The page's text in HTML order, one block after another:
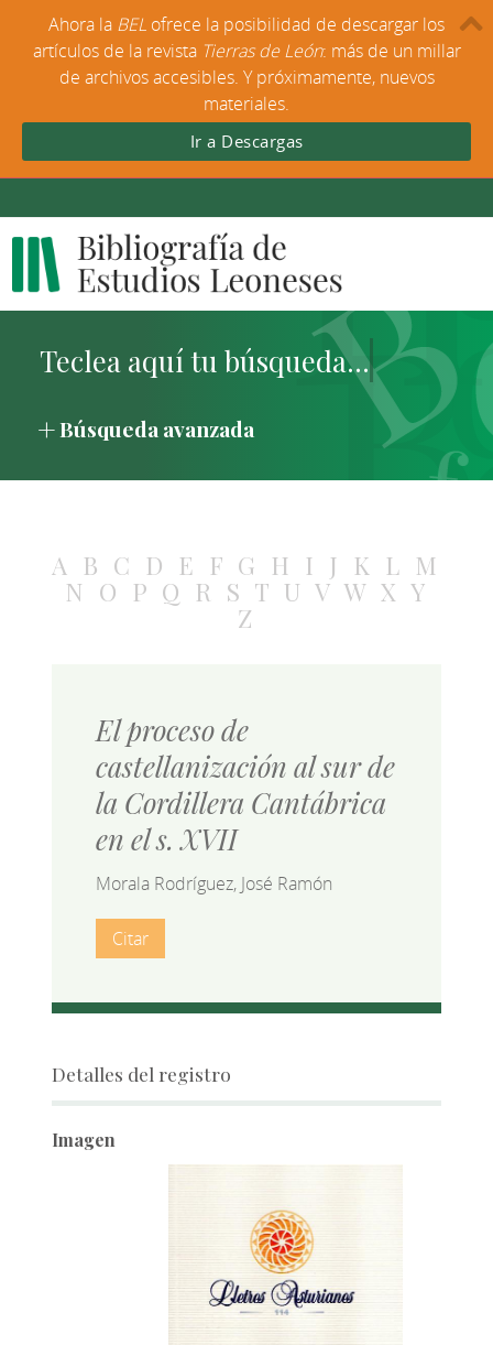
Búsqueda avanzada
A B C D E F G H I J K L M
N O P Q R S T U V W X Y
Z
El proceso de
castellanización al sur de
la Cordillera Cantábrica
en el s. XVII
Morala Rodríguez, José Ramón
Citar
Detalles del registro
Imagen
Ahora la BEL ofrece la posibilidad de descargar los
artículos de la revista Tierras de León: más de un millar
de archivos accesibles. Y próximamente, nuevos
materiales.
Ir a Descargas